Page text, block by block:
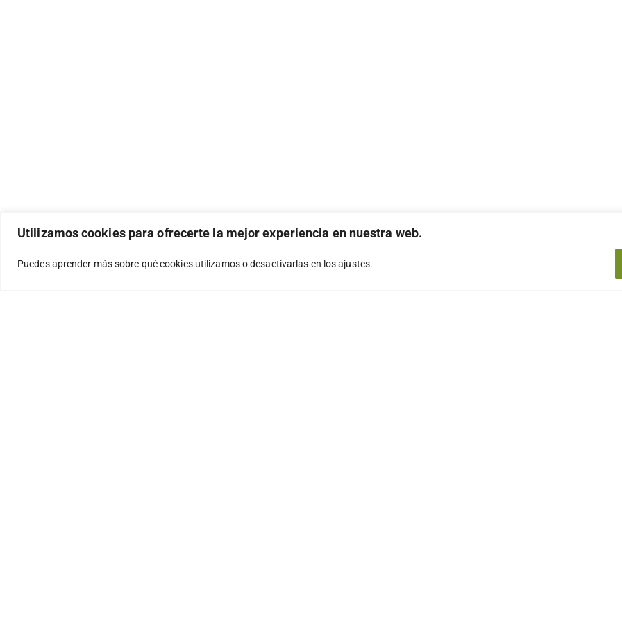
Utilizamos cookies para ofrecerte la mejor experiencia en nuestra web.
Puedes aprender más sobre qué cookies utilizamos o desactivarlas en losajustes.